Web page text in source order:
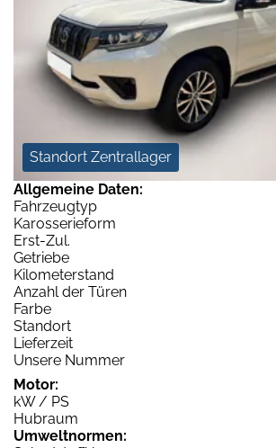
Standort Zentrallager
Allgemeine Daten:
Fahrzeugtyp
Karosserieform
Erst-Zul.
Getriebe
Kilometerstand
Anzahl der Türen
Farbe
Standort
Lieferzeit
Unsere Nummer
Motor:
kW / PS
Hubraum
Umweltnormen: